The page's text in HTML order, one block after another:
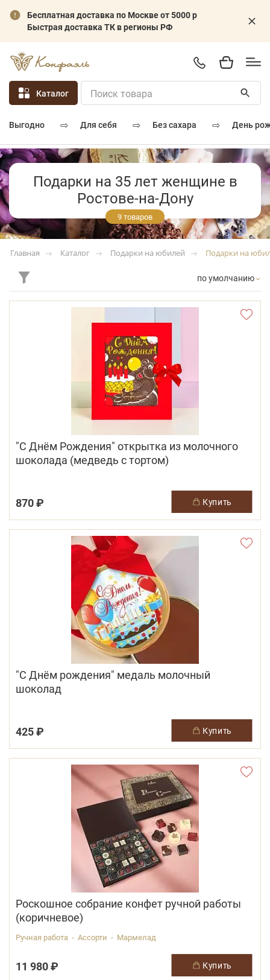
Бесплатная доставка по Москве от 5000 р
Быстрая доставка ТК в регионы РФ
Каталог
выгодно ⇨ для себя ⇨ без сахара ⇨ день
Подарки на 35 лет женщине в
Ростове-на-Дону
9 товаров
Главная Каталог Подарки на юбилей Подарки на
по умолчанию
"С Днём Рождения" открытка из молочного
шоколада (медведь с тортом)
870 ₽ купить
"С Днём рождения" медаль молочный
шоколад
425 ₽ купить
Роскошное собрание конфет ручной работы
(коричневое)
Ручная работа - Ассорти - Мармелад
11 980 ₽ купить